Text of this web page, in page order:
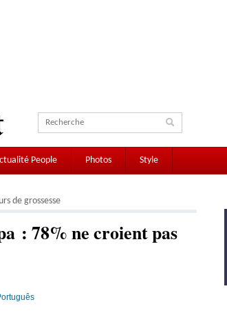
People Photos Style
de grossesse
: 78% ne croient pas